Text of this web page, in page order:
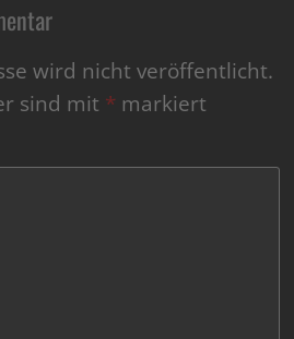
wird nicht veröffentlicht.
sind mit * markiert